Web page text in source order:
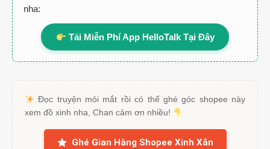
nha:
Tải Miễn Phí App HelloTalk Tại Đây
Đọc truyện mỏi mắt rồi có thể ghé góc shopee này
xem đồ xinh nha, Chan cảm ơn nhiều!
Ghé Gian Hàng Shopee Xinh Xắn